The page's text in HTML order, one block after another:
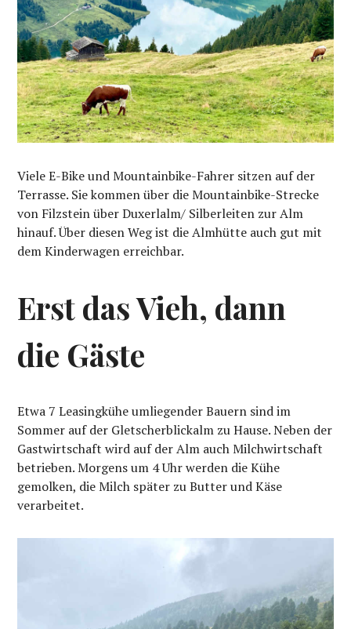
Viele E-Bike und Mountainbike-Fahrer sitzen auf der
Terrasse. Sie kommen über die Mountainbike-Strecke
von Filzstein über Duxerlalm/ Silberleiten zur Alm
hinauf. Über diesen Weg ist die Almhütte auch gut mit
dem Kinderwagen erreichbar.
Erst das Vieh, dann
die Gäste
Etwa 7 Leasingkühe umliegender Bauern sind im
Sommer auf der Gletscherblickalm zu Hause. Neben der
Gastwirtschaft wird auf der Alm auch Milchwirtschaft
betrieben. Morgens um 4 Uhr werden die Kühe
gemolken, die Milch später zu Butter und Käse
verarbeitet.